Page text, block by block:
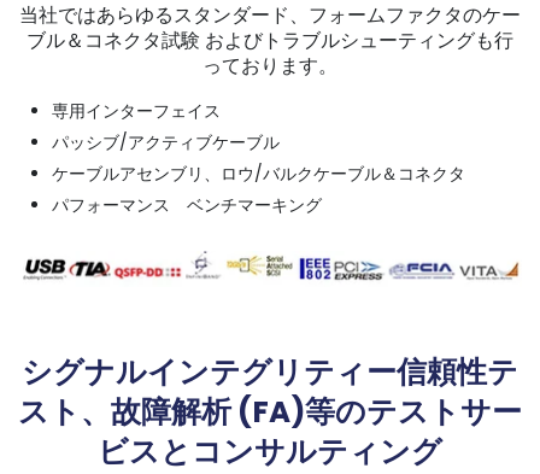
当社ではあらゆるスタンダード、フォームファクタのケー
ブル＆コネクタ試験 およびトラブルシューティングも行
っております。
専用インターフェイス
パッシブ/アクティブケーブル
ケーブルアセンブリ、ロウ/バルクケーブル＆コネクタ
パフォーマンス ベンチマーキング
シグナルインテグリティー信頼性テ
スト、故障解析 (FA)等のテストサー
ビスとコンサルティング